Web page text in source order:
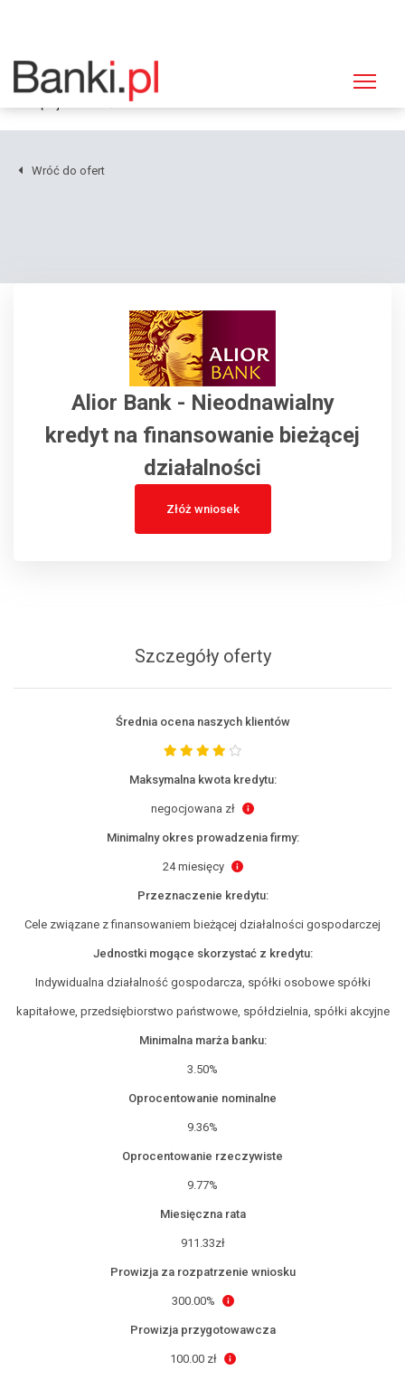
Strona główna
Szczegóły oferty Alior Bank, Nieodnawialny kredyt na finansowanie
Wróć do ofert
Alior Bank - Nieodnawialny
kredyt na finansowanie bieżącej
działalności
Złóż wniosek
Szczegóły oferty
Średnia ocena naszych klientów
Maksymalna kwota kredytu:
negocjowana zł
Minimalny okres prowadzenia firmy:
24 miesięcy
Przeznaczenie kredytu:
Cele związane z finansowaniem bieżącej działalności gospodarczej
Jednostki mogące skorzystać z kredytu:
Indywidualna działalność gospodarcza, spółki osobowe spółki
kapitałowe, przedsiębiorstwo państwowe, spółdzielnia, spółki akcyjne
Minimalna marża banku:
3.50%
Oprocentowanie nominalne
9.36%
Oprocentowanie rzeczywiste
9.77%
Miesięczna rata
911.33zł
Prowizja za rozpatrzenie wniosku
300.00%
Prowizja przygotowawcza
100.00 zł